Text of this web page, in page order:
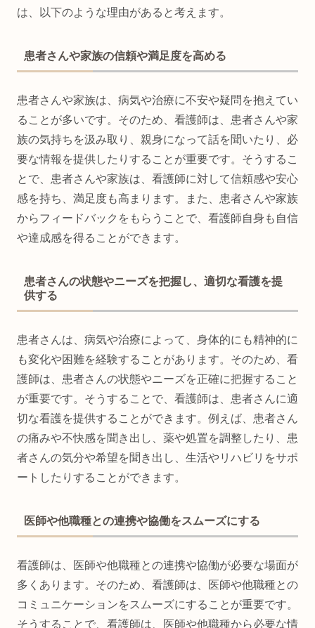
は、以下のような理由があると考えます。
患者さんや家族の信頼や満足度を高める
患者さんや家族は、病気や治療に不安や疑問を抱えてい
ることが多いです。そのため、看護師は、患者さんや家
族の気持ちを汲み取り、親身になって話を聞いたり、必
要な情報を提供したりすることが重要です。そうするこ
とで、患者さんや家族は、看護師に対して信頼感や安心
感を持ち、満足度も高まります。また、患者さんや家族
からフィードバックをもらうことで、看護師自身も自信
や達成感を得ることができます。
患者さんの状態やニーズを把握し、適切な看護を提
供する
患者さんは、病気や治療によって、身体的にも精神的に
も変化や困難を経験することがあります。そのため、看
護師は、患者さんの状態やニーズを正確に把握すること
が重要です。そうすることで、看護師は、患者さんに適
切な看護を提供することができます。例えば、患者さん
の痛みや不快感を聞き出し、薬や処置を調整したり、患
者さんの気分や希望を聞き出し、生活やリハビリをサポ
ートしたりすることができます。
医師や他職種との連携や協働をスムーズにする
看護師は、医師や他職種との連携や協働が必要な場面が
多くあります。そのため、看護師は、医師や他職種との
コミュニケーションをスムーズにすることが重要です。
そうすることで、看護師は、医師や他職種から必要な情